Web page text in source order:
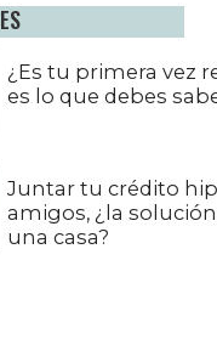
¿Es tu primera vez
es lo que debes
Juntar tu crédito
amigos, ¿la
una casa?